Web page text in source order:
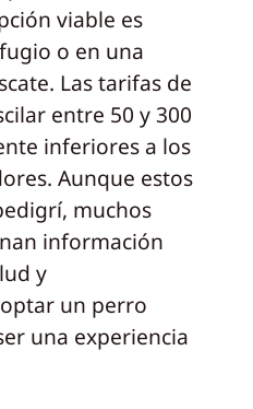
viable es
o en una
Las tarifas de
entre 50 y 300
inferiores a los
Aunque estos
muchos
información
y
un perro
una experiencia